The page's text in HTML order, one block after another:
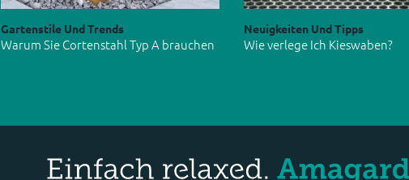
Gartenstile Und Trends
Warum Sie Cortenstahl Typ A brauchen
Neuigkeiten Und Tipps
Wie verlege Ich Kieswaben?